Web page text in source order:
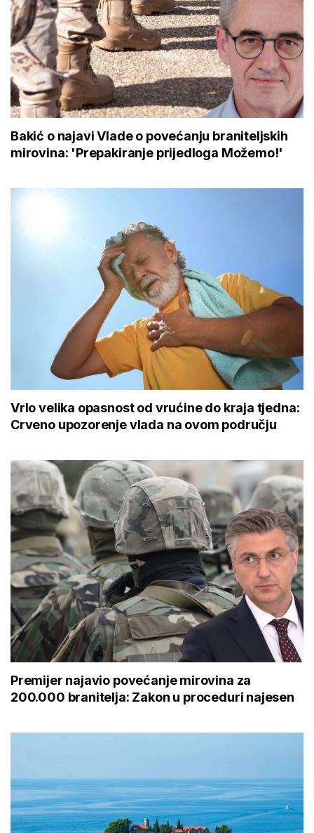
Bakić o najavi Vlade o povećanju braniteljskih
mirovina: 'Prepakiranje prijedloga Možemo!'
Vrlo velika opasnost od vrućine do kraja tjedna:
Crveno upozorenje vlada na ovom području
Premijer najavio povećanje mirovina za
200.000 branitelja: Zakon u proceduri najesen